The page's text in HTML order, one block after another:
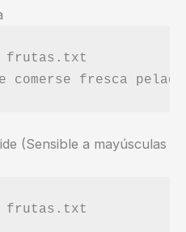
frutas.txt
(Sensible a mayúsculas
frutas.txt